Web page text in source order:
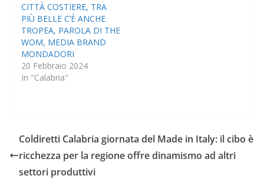
CITTÀ COSTIERE, TRA
PIÙ BELLE C’È ANCHE
TROPEA, PAROLA DI THE
WOM, MEDIA BRAND
MONDADORI
20 Febbraio 2024
In "Calabria"
Coldiretti Calabria giornata del Made in Italy: il cibo è
ricchezza per la regione offre dinamismo ad altri
settori produttivi